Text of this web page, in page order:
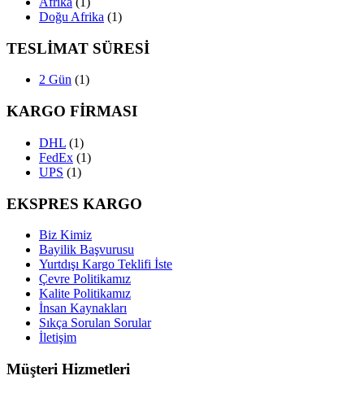
Doğu Afrika (1)
TESLİMAT SÜRESİ
2 Gün (1)
KARGO FİRMASI
DHL (1)
FedEx (1)
UPS (1)
EKSPRES KARGO
Biz Kimiz
Bayilik Başvurusu
Yurtdışı Kargo Teklifi İste
Çevre Politikamız
Kalite Politikamız
İnsan Kaynakları
Sıkça Sorulan Sorular
İletişim
Müşteri Hizmetleri